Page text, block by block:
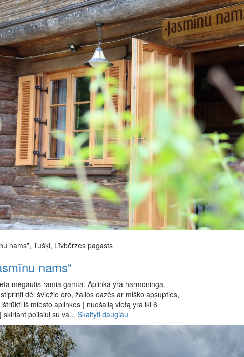
nams”, Tušķi, Līvbērzes pagasts
nams“
mėgautis ramia gamta. Aplinka yra harmoninga,
dėl šviežio oro, žalios oazės ar miško apsupties,
iš miesto aplinkos į nuošalią vietą yra iki 6
poilsiui su va... Skaityti daugiau